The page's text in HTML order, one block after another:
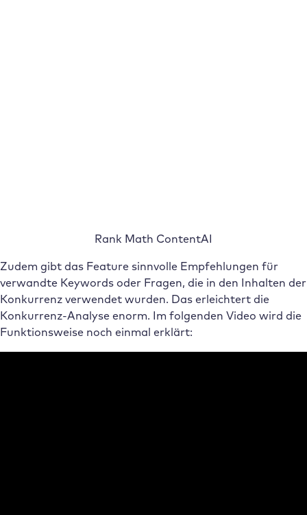
Rank Math ContentAI
Zudem gibt das Feature sinnvolle Empfehlungen für
verwandte Keywords oder Fragen, die in den Inhalten der
Konkurrenz verwendet wurden. Das erleichtert die
Konkurrenz-Analyse enorm. Im folgenden Video wird die
Funktionsweise noch einmal erklärt: